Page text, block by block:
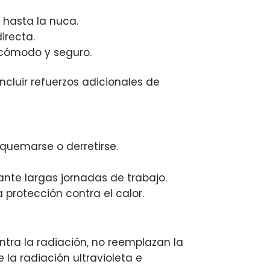
la nuca.
y seguro.
refuerzos adicionales de
o derretirse.
largas jornadas de trabajo.
protección contra el calor.
la radiación, no reemplazan la
la radiación ultravioleta e